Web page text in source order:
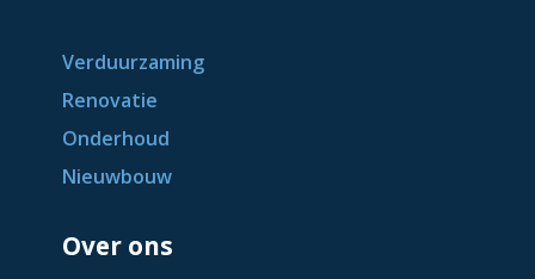
Verduurzaming
Renovatie
Onderhoud
Nieuwbouw
Over ons